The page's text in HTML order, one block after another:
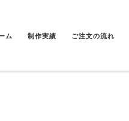
ム 制作実績 ご注文の流れ